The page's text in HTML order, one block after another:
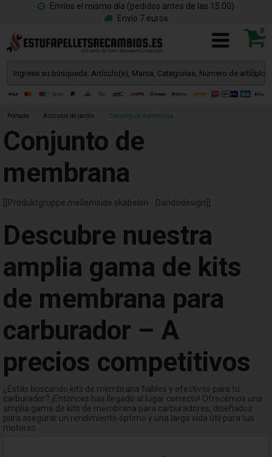
Envíos el mismo día (pedidos antes de las 15:00)
Envío 7 euros
0
Portada Artículos de jardín Conjunto de membrana
Conjunto de
membrana
[[Produktgruppe mellemside skabelon - Dandodesign]]
Descubre nuestra
amplia gama de kits
de membrana para
carburador – A
precios competitivos
¿Estás buscando kits de membrana fiables y efectivos para tu
carburador? ¡Entonces has llegado al lugar correcto! Ofrecemos una
amplia gama de kits de membrana para carburadores, diseñados
para asegurar un rendimiento óptimo y una larga vida útil para tus
motores.